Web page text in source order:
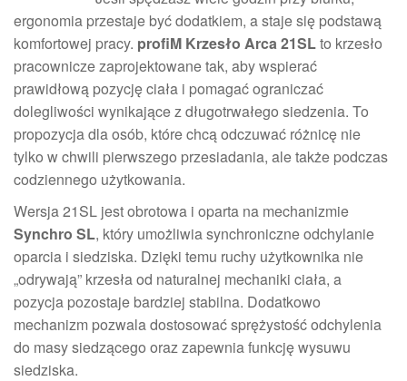
ergonomia przestaje być dodatkiem, a staje się podstawą
komfortowej pracy. profiM Krzesło Arca 21SLto krzesło
pracownicze zaprojektowane tak, aby wspierać
prawidłową pozycję ciała i pomagać ograniczać
dolegliwości wynikające z długotrwałego siedzenia. To
propozycja dla osób, które chcą odczuwać różnicę nie
tylko w chwili pierwszego przesiadania, ale także podczas
codziennego użytkowania.
Wersja 21SL jest obrotowa i oparta na mechanizmie
Synchro SL, który umożliwia synchroniczne odchylanie
oparcia i siedziska. Dzięki temu ruchy użytkownika nie
„odrywają” krzesła od naturalnej mechaniki ciała, a
pozycja pozostaje bardziej stabilna. Dodatkowo
mechanizm pozwala dostosować sprężystość odchylenia
do masy siedzącego oraz zapewnia funkcję wysuwu
siedziska.